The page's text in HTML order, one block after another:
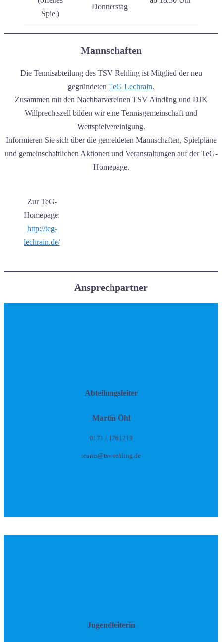
Spiel)
Donnerstag
Mannschaften
Die Tennisabteilung des TSV Rehling ist Mitglied der neu
gegründeten TeG Lechrain.
Zusammen mit den Nachbarvereinen TSV Aindling und DJK
Willprechtszell bilden wir eine Tennisgemeinschaft und
Wettspielvereinigung.
Informieren Sie sich über die gemeldeten Mannschaften, Spielpläne
und gemeinschaftlichen Aktionen und Veranstaltungen auf der TeG-
Homepage.
Zur TeG-
Homepage:
http://teg-
lechrain.de/
Ansprechpartner
Abteilungsleiter
Martin Öhl
0171 / 1761219
tennis@tsv-rehling.de
Jugendleiterin